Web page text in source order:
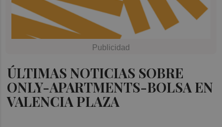
ÚLTIMAS NOTICIAS SOBRE
ONLY-APARTMENTS-BOLSA EN
VALENCIA PLAZA